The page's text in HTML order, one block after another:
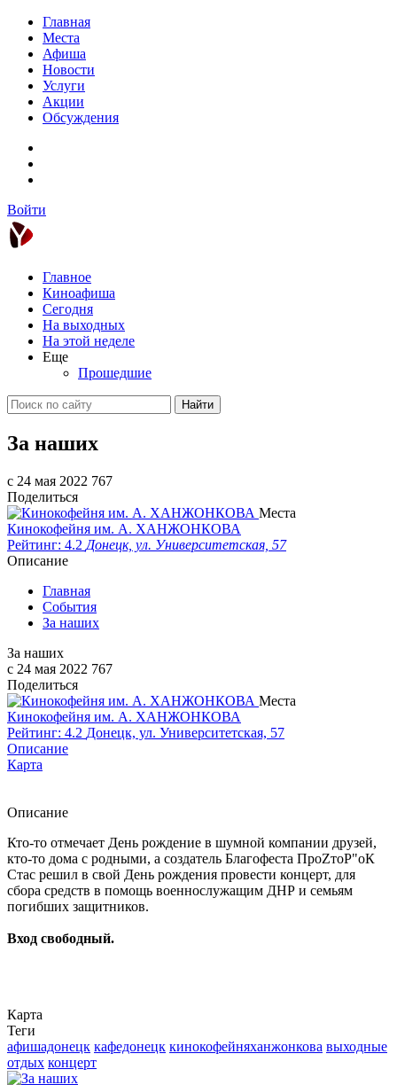
Главная
Места
Афиша
Новости
Услуги
Акции
Обсуждения
Войти
Главное
Киноафиша
Сегодня
На выходных
На этой неделе
Еще
Прошедшие
Найти
За наших
c 24 мая 2022 767
Поделиться
Места
Кинокофейня им. А. ХАНЖОНКОВА
Рейтинг: 4.2 Донецк, ул. Университетская, 57
Описание
Главная
События
За наших
За наших
c 24 мая 2022 767
Поделиться
Места
Кинокофейня им. А. ХАНЖОНКОВА
Рейтинг: 4.2 Донецк, ул. Университетская, 57
Описание
Карта
Описание
Кто-то отмечает День рождение в шумной компании друзей,
кто-то дома с родными, а создатель Благофеста ПроZтоР"оК
Стас решил в свой День рождения провести концерт, для
сбора средств в помощь военнослужащим ДНР и семьям
погибших защитников.
Вход свободный.
Карта
Теги
афишадонецк кафедонецк кинокофейняханжонкова выходные
отдых концерт